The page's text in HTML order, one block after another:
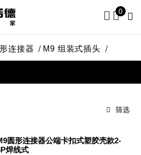
0
连接器 M9 组装式插头
筛选
圆形连接器公端卡扣式塑胶壳款2-
焊线式